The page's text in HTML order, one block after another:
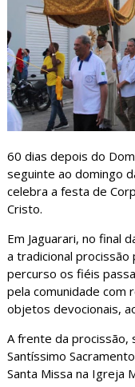
60 dias depois do
seguinte ao domingo
celebra a festa de
Cristo.
Em Jaguarari, no final
a tradicional
percurso os fiéis
pela comunidade com
objetos devocionais,
A frente da procissão,
Santíssimo
Santa Missa na Igreja